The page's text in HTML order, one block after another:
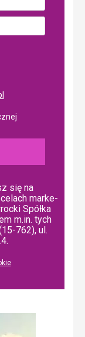
się na
mar­ke­
Spółka
m.in. tych
762), ul.